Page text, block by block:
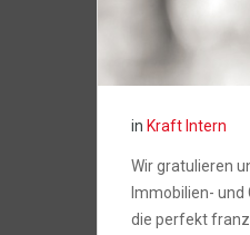
in Kraft Intern
Wir gratulieren
Immobilien-
die perfekt